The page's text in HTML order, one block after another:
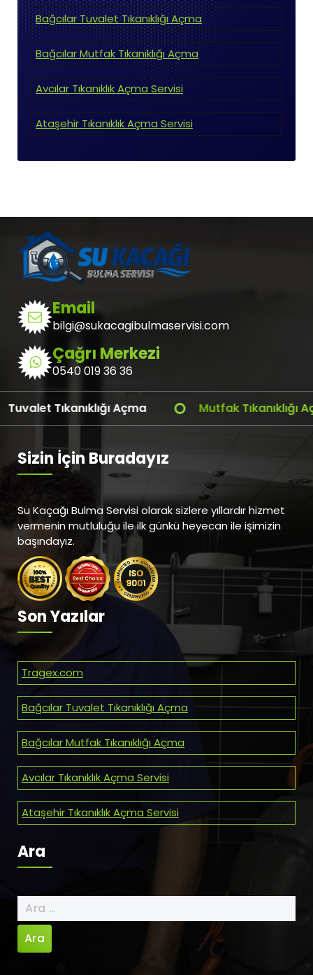
Bağcılar Tuvalet Tıkanıklığı Açma
Bağcılar Mutfak Tıkanıklığı Açma
Avcılar Tıkanıklık Açma Servisi
Ataşehir Tıkanıklık Açma Servisi
Email
bilgi@sukacagibulmaservisi.com
Çağrı Merkezi
0540 019 36 36
Tıkanıklığı Açma Mutfak Tıkanıklığı
Sizin İçin Buradayız
Su Kaçağı Bulma Servisi olarak sizlere yıllardır hizmet
vermenin mutluluğu ile ilk günkü heyecan ile işimizin
başındayız.
Son Yazılar
Tragex.com
Bağcılar Tuvalet Tıkanıklığı Açma
Bağcılar Mutfak Tıkanıklığı Açma
Avcılar Tıkanıklık Açma Servisi
Ataşehir Tıkanıklık Açma Servisi
Ara
Arama: